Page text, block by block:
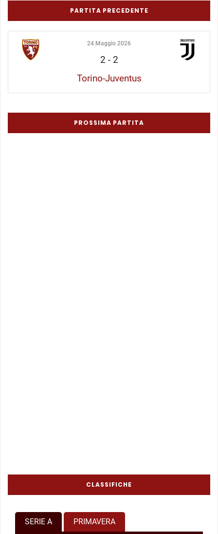
PARTITA PRECEDENTE
24 Maggio 2026
2 - 2
Torino-Juventus
PROSSIMA PARTITA
CLASSIFICHE
SERIE A PRIMAVERA